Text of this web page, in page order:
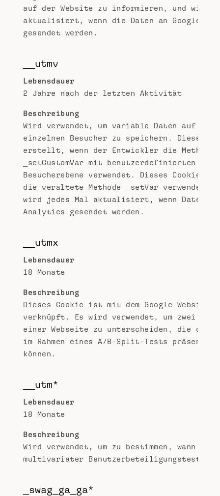
auf der Website zu informieren, und wird
aktualisiert, wenn die Daten an Google
gesendet werden.
__utmv
Lebensdauer
2 Jahre nach der letzten Aktivität
Beschreibung
Wird verwendet, um variable Daten auf der
einzelnen Besucher zu speichern. Dieses
erstellt, wenn der Entwickler die Methode
_setCustomVar mit benutzerdefinierten
Besucherebene verwendet. Dieses Cookie
die veraltete Methode _setVar verwendet.
wird jedes Mal aktualisiert, wenn Daten an
Analytics gesendet werden.
__utmx
Lebensdauer
18 Monate
Beschreibung
Dieses Cookie ist mit dem Google Website
verknüpft. Es wird verwendet, um zwei
einer Webseite zu unterscheiden, die den
im Rahmen eines A/B-Split-Tests
können.
__utm*
Lebensdauer
18 Monate
Beschreibung
Wird verwendet, um zu bestimmen, wann ein
multivariater Benutzerbeteiligungstest
_swag_ga_ga*